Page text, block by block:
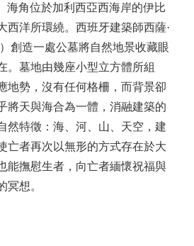
海角位於加利西亞西海岸的伊比
西洋所環繞。西班牙建築師西薩·
）創造一處公墓將自然地景收藏眼
。墓地由幾座小型立方體所組
地勢，沒有任何格柵，而背景卻
將天與海合為一體，消融建築的
然特徵：海、河、山、天空，建
亡者再次以無形的方式存在於大
能撫慰生者，向亡者緬懷祝福與
冥想。